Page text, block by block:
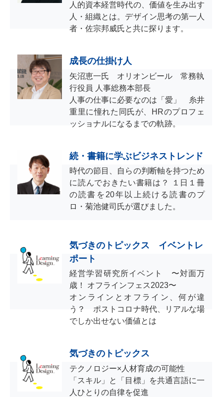
人的資本経営時代の、価値を生み出す
人・組織とは。デザイン思考の第一人
者・佐宗邦威氏と共に探ります。
成長の仕掛け人
矢沼恵一氏 オリオンビール 常務執
行役員 人事総務本部長
人事の仕事に必要なのは「愛」 糸井
重里に憧れた同氏が、HRのプロフェ
ッショナルになるまでの軌跡。
続・書籍に学ぶビジネストレンド
時代の節目、自らの判断軸を持つため
に読んでおきたい書籍は？ １日１冊
の読書を20年以上続ける読書のプ
ロ・菊池健司氏が選びました。
気づきのトピックス イベントレ
ポート
経営学習研究所イベント 〜対面万
歳！ オフラインフェス2023〜
オンラインとオフライン、何が違
う？ ポストコロナ時代、リアルな場
でしか出せない価値とは
気づきのトピックス
テクノロジー×人材育成の可能性
「スキル」と「目標」を共通言語に一
人ひとりの自律を促進